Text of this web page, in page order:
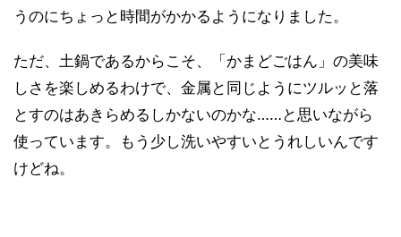
うのにちょっと時間がかかるようになりました。
ただ、土鍋であるからこそ、「かまどごはん」の美味
しさを楽しめるわけで、金属と同じようにツルッと落
とすのはあきらめるしかないのかな……と思いながら
使っています。もう少し洗いやすいとうれしいんです
けどね。